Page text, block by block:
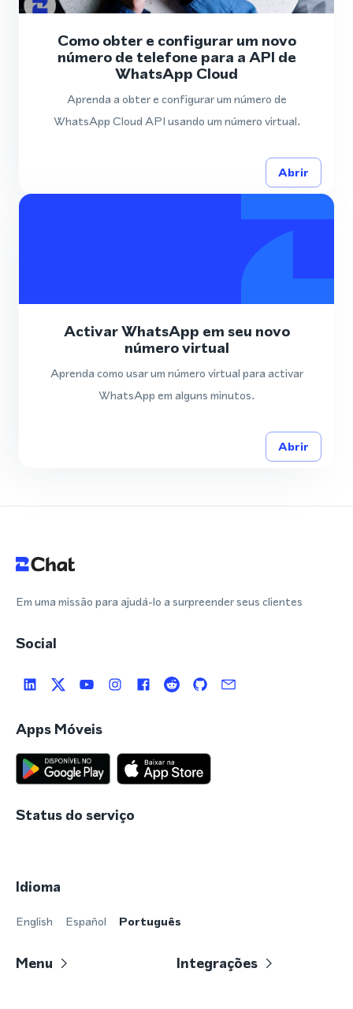
Como obter e configurar um novo
número de telefone para a API de
WhatsApp Cloud
Aprenda a obter e configurar um número de
WhatsApp Cloud API usando um número virtual.
Abrir
Activar WhatsApp em seu novo
número virtual
Aprenda como usar um número virtual para activar
WhatsApp em alguns minutos.
Abrir
Em uma missão para ajudá-lo a surpreender seus clientes
Social
Apps Móveis
Status do serviço
Idioma
English Español Português
Menu Integrações